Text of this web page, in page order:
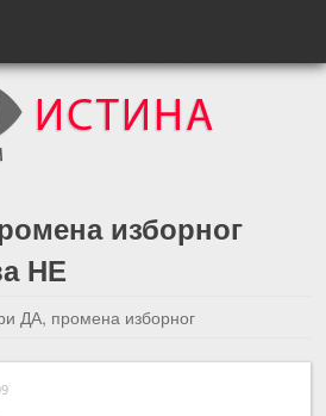
изборног
НЕ
ДА, промена изборног
вест